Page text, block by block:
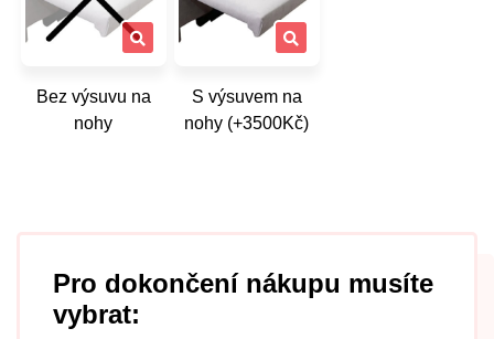
Bez výsuvu na
nohy
S výsuvem na
nohy (+3500Kč)
Pro dokončení nákupu musíte
vybrat: